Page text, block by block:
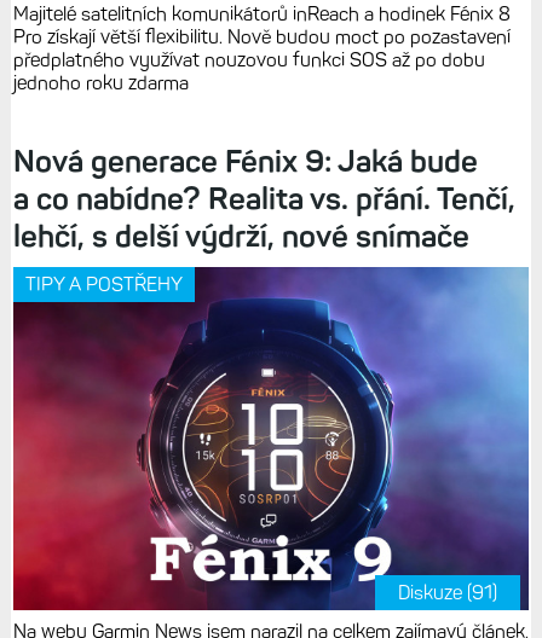
Majitelé satelitních komunikátorů inReach a hodinek Fénix 8
Pro získají větší flexibilitu. Nově budou moct po pozastavení
předplatného využívat nouzovou funkci SOS až po dobu
jednoho roku zdarma
Nová generace Fénix 9: Jaká bude
a co nabídne? Realita vs. přání. Tenčí,
lehčí, s delší výdrží, nové snímače
TIPY A POSTŘEHY
Diskuze (91)
Na webu Garmin News jsem narazil na celkem zajímavý článek,